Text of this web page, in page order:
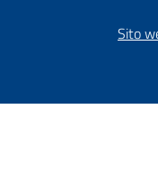
Sito